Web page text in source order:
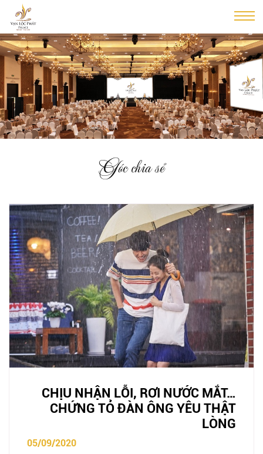
Góc chia sẻ
CHỊU NHẬN LỖI, RƠI NƯỚC MẮT…
CHỨNG TỎ ĐÀN ÔNG YÊU THẬT
LÒNG
05/09/2020